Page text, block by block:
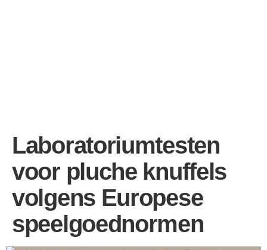
Laboratoriumtesten
voor pluche knuffels
volgens Europese
speelgoednormen